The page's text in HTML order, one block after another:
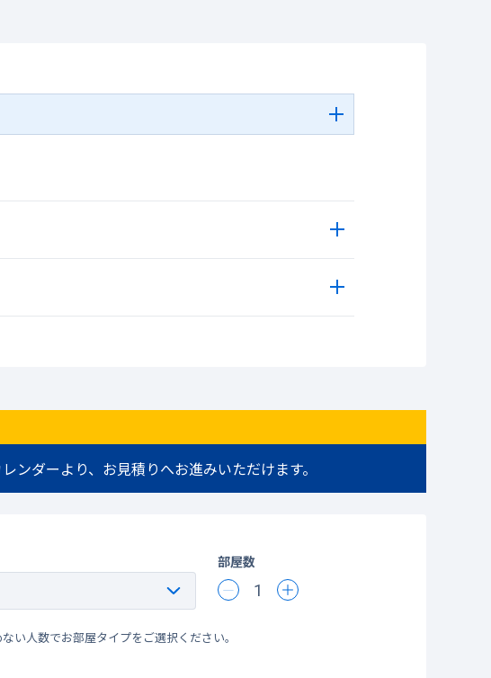
ンダーより、お見積りへお進みいただけます。
部屋数
1
い人数でお部屋タイプをご選択ください。